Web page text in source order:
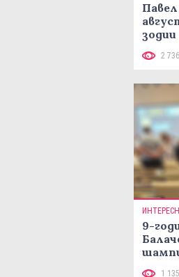
зодии
2 736
9-
1 135